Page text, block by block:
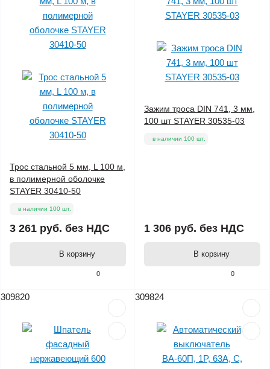
0
Трос стальной 5 мм, L 100 м,
в полимерной оболочке
STAYER 30410-50
в наличии 100 шт.
3 261 руб. без НДС
В корзину
0
Зажим троса DIN 741, 3 мм,
100 шт STAYER 30535-03
в наличии 100 шт.
1 306 руб. без НДС
В корзину
309820 309824